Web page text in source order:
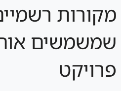
מקורות
שמשמשים
פרויקט